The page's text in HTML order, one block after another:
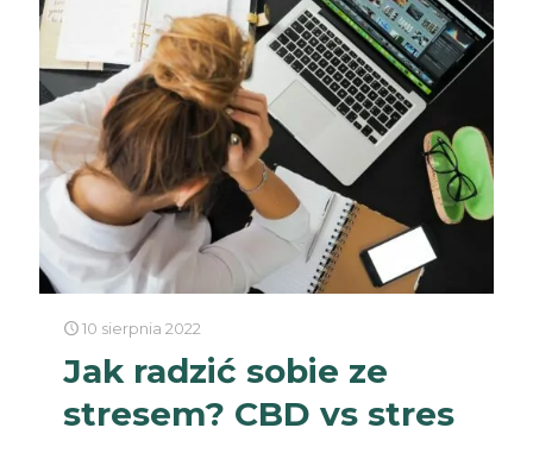
10 sierpnia 2022
Jak radzić sobie ze
stresem? CBD vs stres